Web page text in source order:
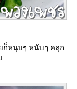
ก็หนุบๆ หนับๆ คลุก